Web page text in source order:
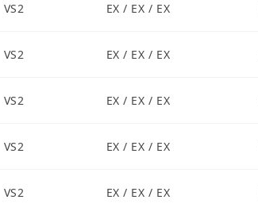
VS2 EX / EX / EX
VS2 EX / EX / EX
VS2 EX / EX / EX
VS2 EX / EX / EX
VS2 EX / EX / EX